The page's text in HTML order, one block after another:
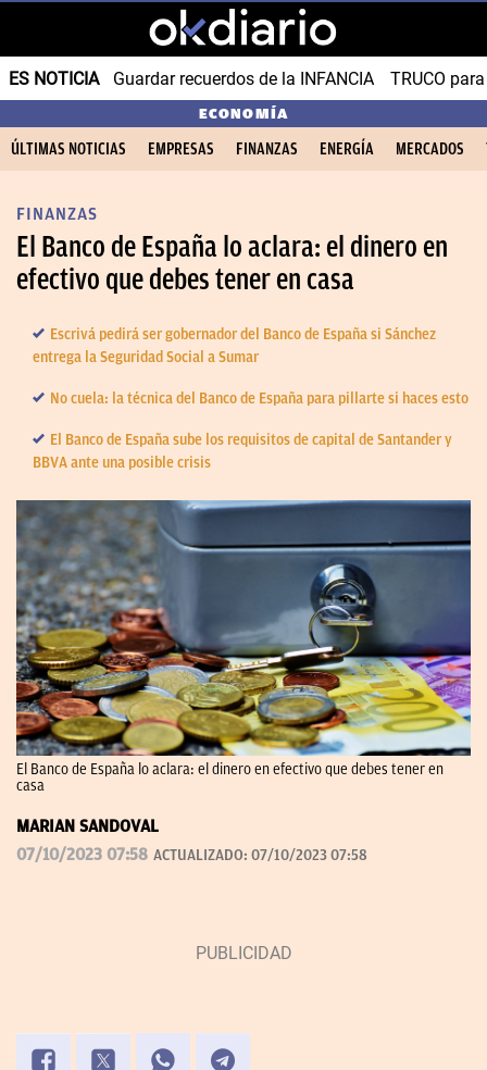
ES NOTICIA Guardar recuerdos de la INFANCIA TRUCO
ECONOMÍA
ÚLTIMAS NOTICIAS EMPRESAS FINANZAS ENERGÍA MERCADOS
FINANZAS
El Banco de España lo aclara: el dinero en
efectivo que debes tener en casa
Escrivá pedirá ser gobernador del Banco de España si Sánchez
entrega la Seguridad Social a Sumar
No cuela: la técnica del Banco de España para pillarte si haces esto
El Banco de España sube los requisitos de capital de Santander y
BBVA ante una posible crisis
El Banco de España lo aclara: el dinero en efectivo que debes tener en
casa
MARIAN SANDOVAL
07/10/2023 07:58 ACTUALIZADO: 07/10/2023 07:58